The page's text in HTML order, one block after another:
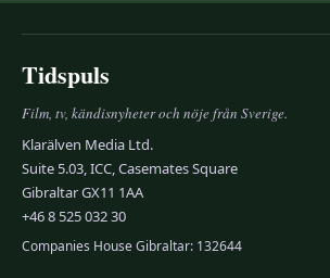
Tidspuls
Film, tv, kändisnyheter och nöje från Sverige.
Klarälven Media Ltd.
Suite 5.03, ICC, Casemates Square
Gibraltar GX11 1AA
+46 8 525 032 30
Companies House Gibraltar: 132644